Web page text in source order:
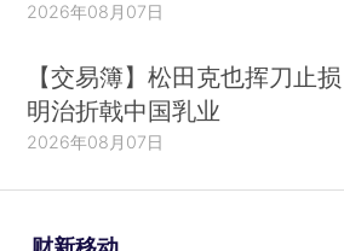
2026年08月07日
【交易簿】松田克也挥刀止损
明治折戟中国乳业
2026年08月07日